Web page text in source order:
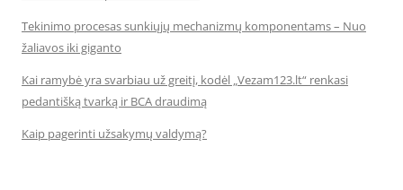
Tekinimo procesas sunkiųjų mechanizmų komponentams – Nuo
žaliavos iki giganto
Kai ramybė yra svarbiau už greitį, kodėl „Vezam123.lt“ renkasi
pedantišką tvarką ir BCA draudimą
Kaip pagerinti užsakymų valdymą?